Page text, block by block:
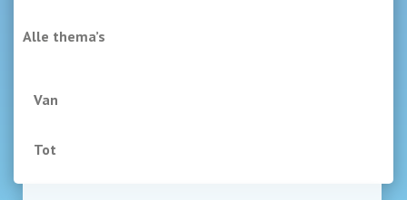
thema’s